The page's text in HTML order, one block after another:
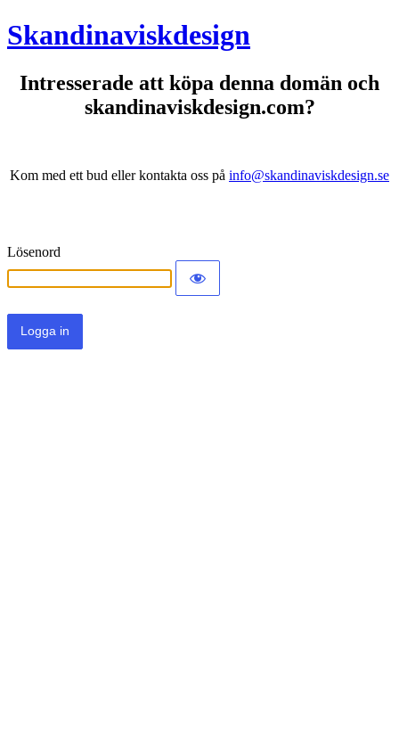
Skandinaviskdesign
Intresserade att köpa denna domän och
skandinaviskdesign.com?
Kom med ett bud eller kontakta oss på info@skandinaviskdesign.se
Lösenord